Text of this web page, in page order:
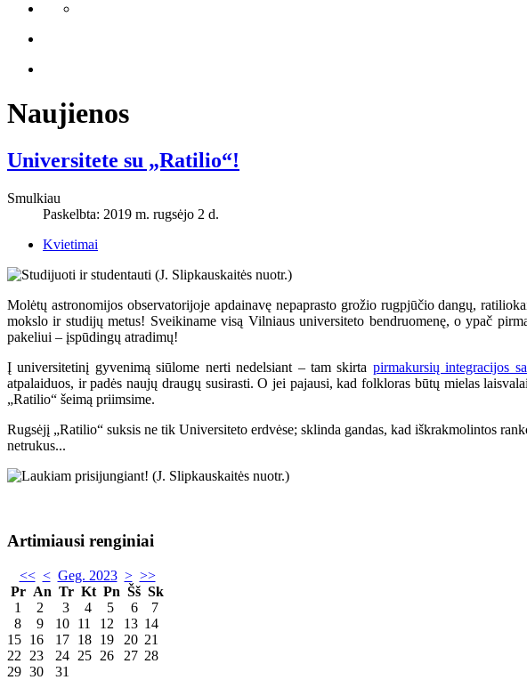
Naujienos
Universitete su „Ratilio“!
Smulkiau
Paskelbta: 2019 m. rugsėjo 2 d.
Kvietimai
Molėtų astronomijos observatorijoje apdainavę nepaprasto grožio rugpjūčio dangų,
mokslo ir studijų metus! Sveikiname visą Vilniaus universiteto bendruomenę, o ypač
pakeliui – įspūdingų atradimų!
Į universitetinį gyvenimą siūlome nerti nedelsiant – tam skirta pirmakursių integracijos
atpalaiduos, ir padės naujų draugų susirasti. O jei pajausi, kad folkloras būtų mielas
„Ratilio“ šeimą priimsime.
Rugsėjį „Ratilio“ suksis ne tik Universiteto erdvėse; sklinda gandas, kad iškrakmolintos
netrukus...
Artimiausi renginiai
<< < Geg. 2023 > >>
Pr An Tr Kt Pn Šš Sk
1
2 3 4 5 6
7
8
9 10 11 12 13 14
15 16 17 18 19 20 21
22
23 24 25 26 27 28
29 30 31